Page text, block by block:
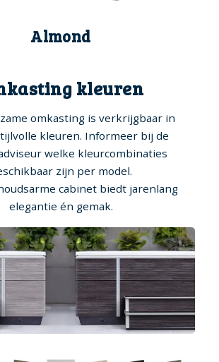
Almond
kleuren
omkasting is verkrijgbaar in
kleuren. Informeer bij de
welke kleurcombinaties
zijn per model.
cabinet biedt jarenlang
elegantie én gemak.